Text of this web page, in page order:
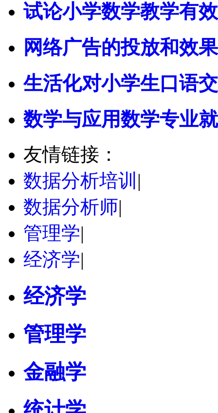
试论小学数学教学有
网络广告的投放和效
生活化对小学生口语
数学与应用数学专业
友情链接：
数据分析培训 |
数据分析师|
管理学|
经济学|
经济学
管理学
金融学